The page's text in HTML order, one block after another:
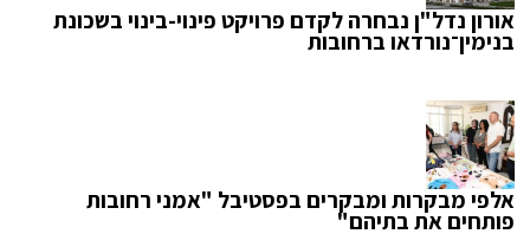
אורון נדל"ן נבחרה לקדם פרויקט פינוי-בינוי בשכונת
בנימין־נורדאו ברחובות
אלפי מבקרות ומבקרים בפסטיבל "אמני רחובות
פותחים את בתיהם"